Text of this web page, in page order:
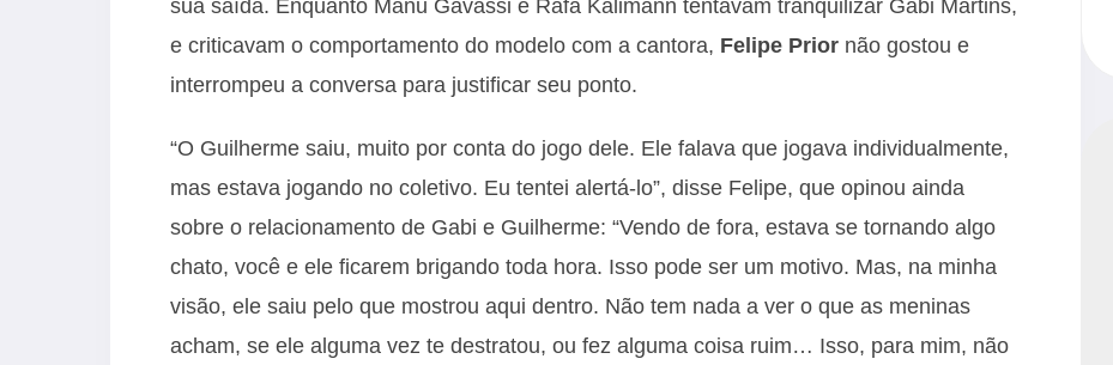
sua saída. Enquanto Manu Gavassi e Rafa Kalimann tentavam tranquilizar Gabi Martins,
e criticavam o comportamento do modelo com a cantora, Felipe Prior não gostou e
interrompeu a conversa para justificar seu ponto.
“O Guilherme saiu, muito por conta do jogo dele. Ele falava que jogava individualmente,
mas estava jogando no coletivo. Eu tentei alertá-lo”, disse Felipe, que opinou ainda
sobre o relacionamento de Gabi e Guilherme: “Vendo de fora, estava se tornando algo
chato, você e ele ficarem brigando toda hora. Isso pode ser um motivo. Mas, na minha
visão, ele saiu pelo que mostrou aqui dentro. Não tem nada a ver o que as meninas
acham, se ele alguma vez te destratou, ou fez alguma coisa ruim… Isso, para mim, não